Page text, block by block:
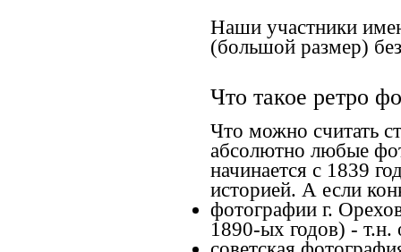
Наши участники
(большой размер)
Что такое ретро
Что можно считать
абсолютно любые
начинается с 1839
историей. А если
фотографии г.
1890-ых годов) - т.н.